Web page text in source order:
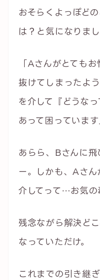
おそらくよっぽど
は？と気になりまし
「Aさんがとても
抜けてしまったよ
を介して『どうな
あって困っています
あらら、Bさんに
ー。しかも、Aさ
介してって…お気の
残念ながら解決ど
なっていただけ。
これまでの引き継